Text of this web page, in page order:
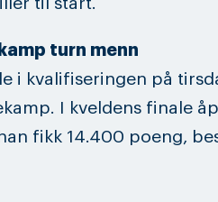
til start.
turn menn
i kvalifiseringen på
I kveldens finale
fikk 14.400 poeng,